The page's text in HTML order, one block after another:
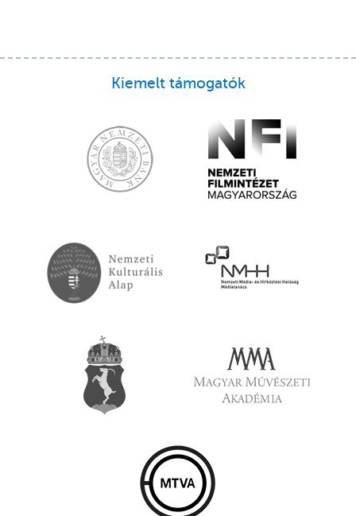
Kiemelt támogatók